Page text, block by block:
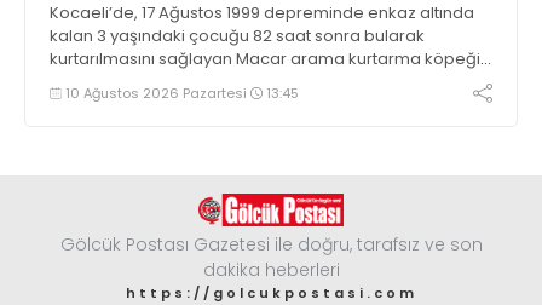
Kocaeli’de, 17 Ağustos 1999 depreminde enkaz altında
kalan 3 yaşındaki çocuğu 82 saat sonra bularak
kurtarılmasını sağlayan Macar arama kurtarma köpeği
Mancs’ın İzmit’teki anıtı, Türk-Macar dostluğunun
nişanesi olarak varlığını sürdürüyor
10 Ağustos 2026 Pazartesi 13:45
Gölcük Postası Gazetesi ile doğru, tarafsız ve son
dakika heberleri
https://golcukpostasi.com